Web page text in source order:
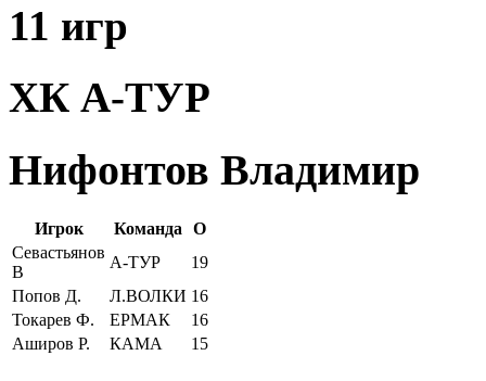
11 игр
ХК А-ТУР
Нифонтов Владимир
Игрок Команда
О
Севастьянов
В
А-ТУР
19
Попов Д.
Л.ВОЛКИ 16
Токарев Ф.
ЕРМАК
16
Аширов Р.
КАМА 15